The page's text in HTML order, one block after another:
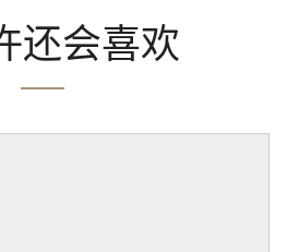
还会喜欢